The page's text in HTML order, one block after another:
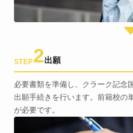
STEP2出願
必要書類を準備し、クラーク記念
出願手続きを行います。前籍校の
が必要です。